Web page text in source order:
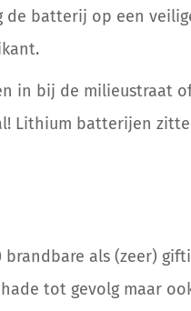
de batterij op een
in bij de milieustraat
Lithium batterijen
als (zeer)
tot gevolg maar